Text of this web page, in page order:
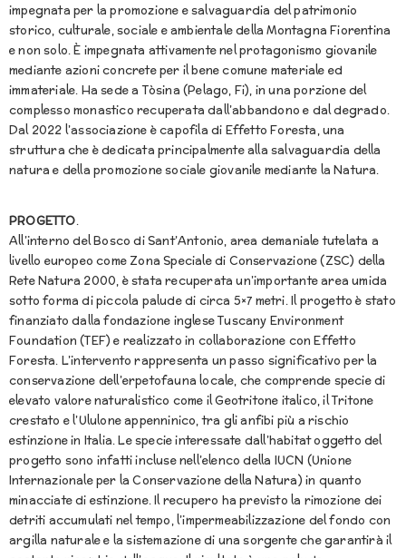
impegnata per la promozione e salvaguardia del patrimonio
storico, culturale, sociale e ambientale della Montagna Fiorentina
e non solo. È impegnata attivamente nel protagonismo giovanile
mediante azioni concrete per il bene comune materiale ed
immateriale. Ha sede a Tòsina (Pelago, Fi), in una porzione del
complesso monastico recuperata dall’abbandono e dal degrado.
Dal 2022 l’associazione è capofila di Effetto Foresta, una
struttura che è dedicata principalmente alla salvaguardia della
natura e della promozione sociale giovanile mediante la Natura.
PROGETTO.
All’interno del Bosco di Sant’Antonio, area demaniale tutelata a
livello europeo come Zona Speciale di Conservazione (ZSC) della
Rete Natura 2000, è stata recuperata un’importante area umida
sotto forma di piccola palude di circa 5×7 metri. Il progetto è stato
finanziato dalla fondazione inglese Tuscany Environment
Foundation (TEF) e realizzato in collaborazione con Effetto
Foresta. L’intervento rappresenta un passo significativo per la
conservazione dell’erpetofauna locale, che comprende specie di
elevato valore naturalistico come il Geotritone italico, il Tritone
crestato e l’Ululone appenninico, tra gli anfibi più a rischio
estinzione in Italia. Le specie interessate dall’habitat oggetto del
progetto sono infatti incluse nell’elenco della IUCN (Unione
Internazionale per la Conservazione della Natura) in quanto
minacciate di estinzione. Il recupero ha previsto la rimozione dei
detriti accumulati nel tempo, l’impermeabilizzazione del fondo con
argilla naturale e la sistemazione di una sorgente che garantirà il